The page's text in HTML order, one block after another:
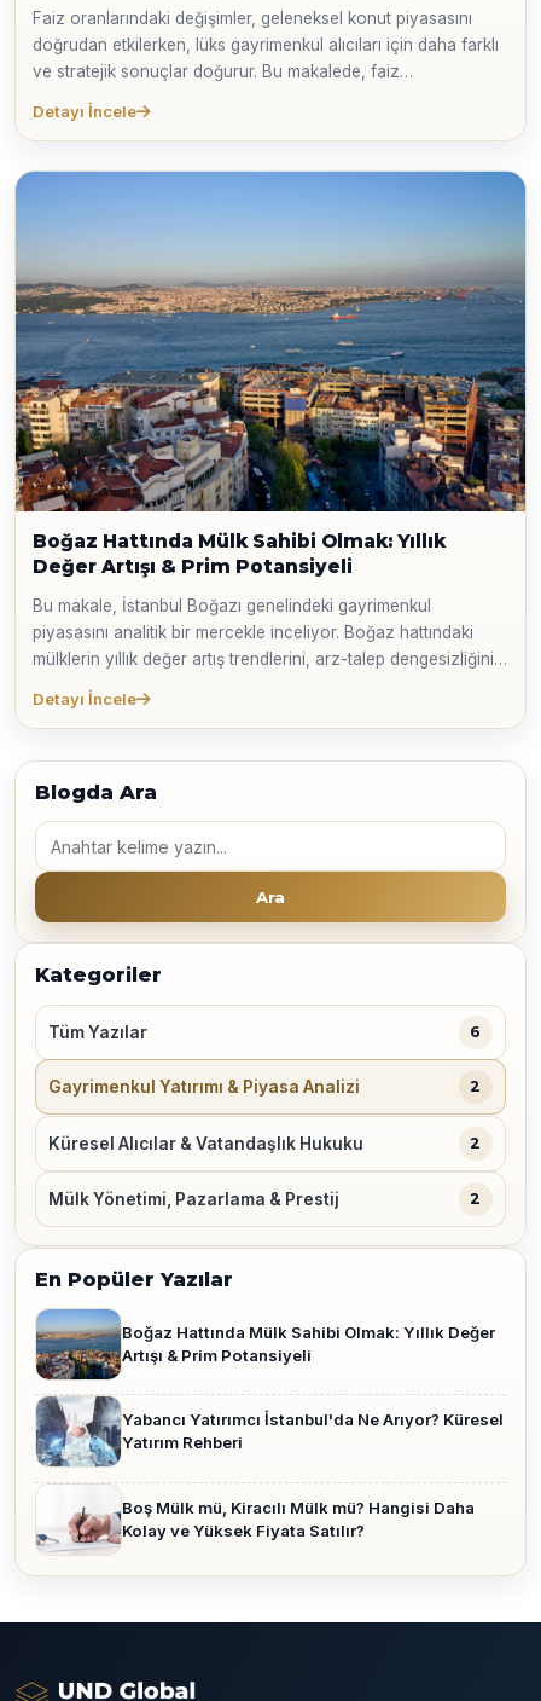
Faiz oranlarındaki değişimler, geleneksel konut piyasasını
doğrudan etkilerken, lüks gayrimenkul alıcıları için daha farklı
ve stratejik sonuçlar doğurur. Bu makalede, faiz
dalgalanmalarının premium emlak segmentindeki fırsatları,
nakit gücünün önemini ve alternatif yatırım araçlarıyla olan
ortamlarında lüks gayrimenkul yatırımı yapmanın inceliklerini
Detayı İncele
Boğaz Hattında Mülk Sahibi Olmak: Yıllık
Değer Artışı & Prim Potansiyeli
Bu makale, İstanbul Boğazı genelindeki gayrimenkul
piyasasını analitik bir mercekle inceliyor. Boğaz hattındaki
mülklerin yıllık değer artış trendlerini, arz-talep dengesizliğinin
getirdiği prim potansiyelini ve bu benzersiz lokasyonun
küresel yatırımcılar için neden güvenli bir liman olduğunu
Detayı İncele
Blogda Ara
Blogda Ara
Ara
Kategoriler
Tüm Yazılar 6
Gayrimenkul Yatırımı & Piyasa Analizi 2
Küresel Alıcılar & Vatandaşlık Hukuku 2
Mülk Yönetimi, Pazarlama & Prestij 2
En Popüler Yazılar
Boğaz Hattında Mülk Sahibi Olmak: Yıllık Değer
Artışı & Prim Potansiyeli
Yabancı Yatırımcı İstanbul'da Ne Arıyor? Küresel
Yatırım Rehberi
Boş Mülk mü, Kiracılı Mülk mü? Hangisi Daha
Kolay ve Yüksek Fiyata Satılır?